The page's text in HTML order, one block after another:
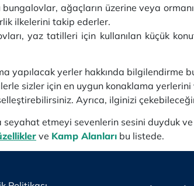
ağaçların üzerine veya
ilkelerini takip ederler.
yaz tatilleri için kullanılan küçük
yapılacak yerler hakkında
sizler için en uygun konaklama
Ayrıca, ilginizi
seyahat etmeyi sevenlerin sesini duyduk
ve Kamp Alanları bu listede.